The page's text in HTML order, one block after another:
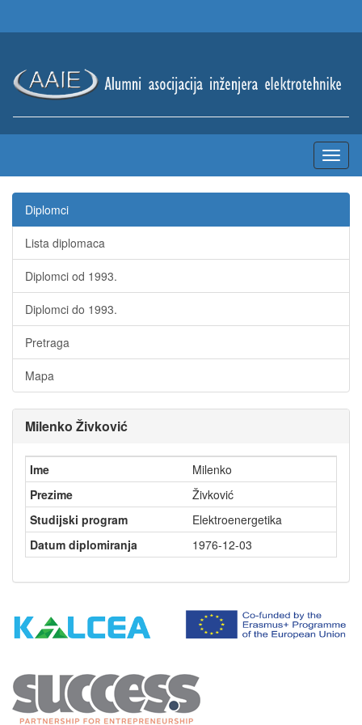
Diplomci
Lista diplomaca
Diplomci od 1993.
Diplomci do 1993.
Pretraga
Mapa
Milenko Živković
Ime
Milenko
Prezime
Živković
Studijski program
Elektroenergetika
Datum diplomiranja
1976-12-03